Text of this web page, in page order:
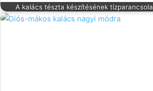
A kalács tészta készítésének